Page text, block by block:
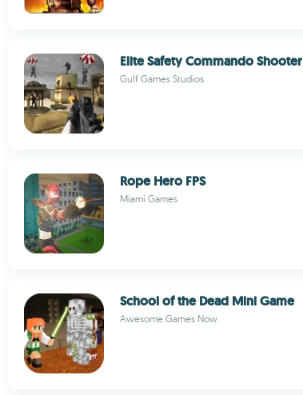
Elite Safety Commando Shooter
Gulf Games Studios
Rope Hero FPS
Miami Games
School of the Dead Mini Game
Awesome Games Now